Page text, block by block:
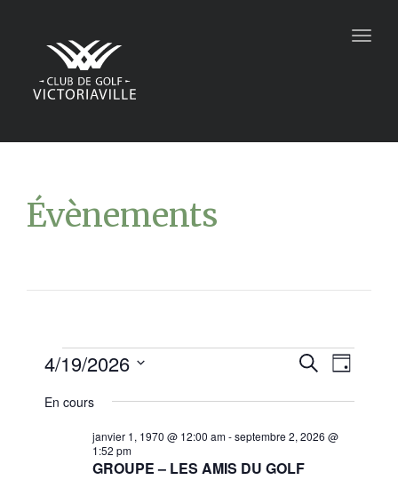
Évènements
et
de
Recherche
de
Jour
4/19/2026
une
En cours
GROUPE – LES AMIS DU GOLF
janvier 1, 1970 @ 12:00 am-septembre 2, 2026 @
1:52 pm